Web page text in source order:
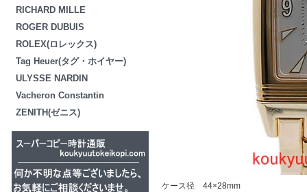
RICHARD MILLE
ROGER DUBUIS
ROLEX(ロレックス)
Tag Heuer(タグ・ホイヤー)
ULYSSE NARDIN
Vacheron Constantin
ZENITH(ゼニス)
ケース径 44×28mm